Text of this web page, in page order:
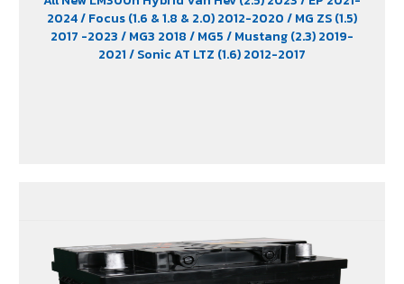
2024/ Focus (1.6 & 1.8 & 2.0) 2012-2020/ MG ZS (1.5)
2017 -2023/ MG3 2018/ MG5/ Mustang (2.3) 2019-
2021/ Sonic AT LTZ (1.6) 2012-2017